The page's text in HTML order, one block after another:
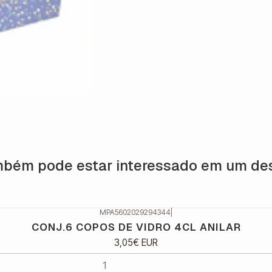
pode estar interessado em um
MPA5602029294344
CONJ.6 COPOS DE VIDRO 4CL ANILAR
3,05€ EUR